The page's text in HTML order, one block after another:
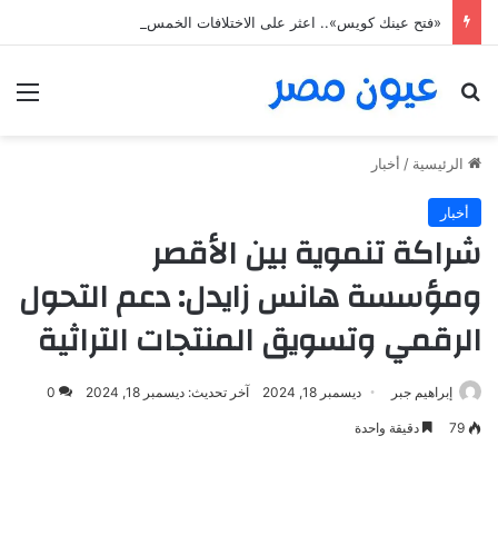
بحث عن
الرئيسية / أخبار
أخبار
شراكة تنموية بين الأقصر
ومؤسسة هانس زايدل: دعم التحول
الرقمي وتسويق المنتجات التراثية
إبراهيم جبر ديسمبر 18, 2024 آخر تحديث: ديسمبر 18, 2024 0
79 دقيقة واحدة